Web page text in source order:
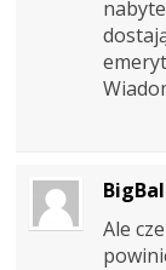
Ale